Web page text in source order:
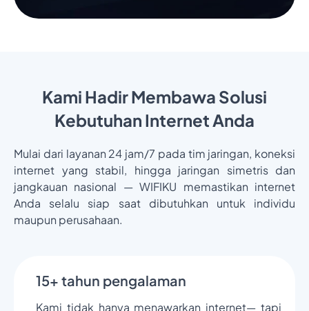
Kami Hadir Membawa Solusi
Kebutuhan Internet Anda
Mulai dari layanan 24 jam/7 pada tim jaringan, koneksi
internet yang stabil, hingga jaringan simetris dan
jangkauan nasional — WIFIKU memastikan internet
Anda selalu siap saat dibutuhkan untuk individu
maupun perusahaan.
15+ tahun pengalaman
Kami tidak hanya menawarkan internet— tapi